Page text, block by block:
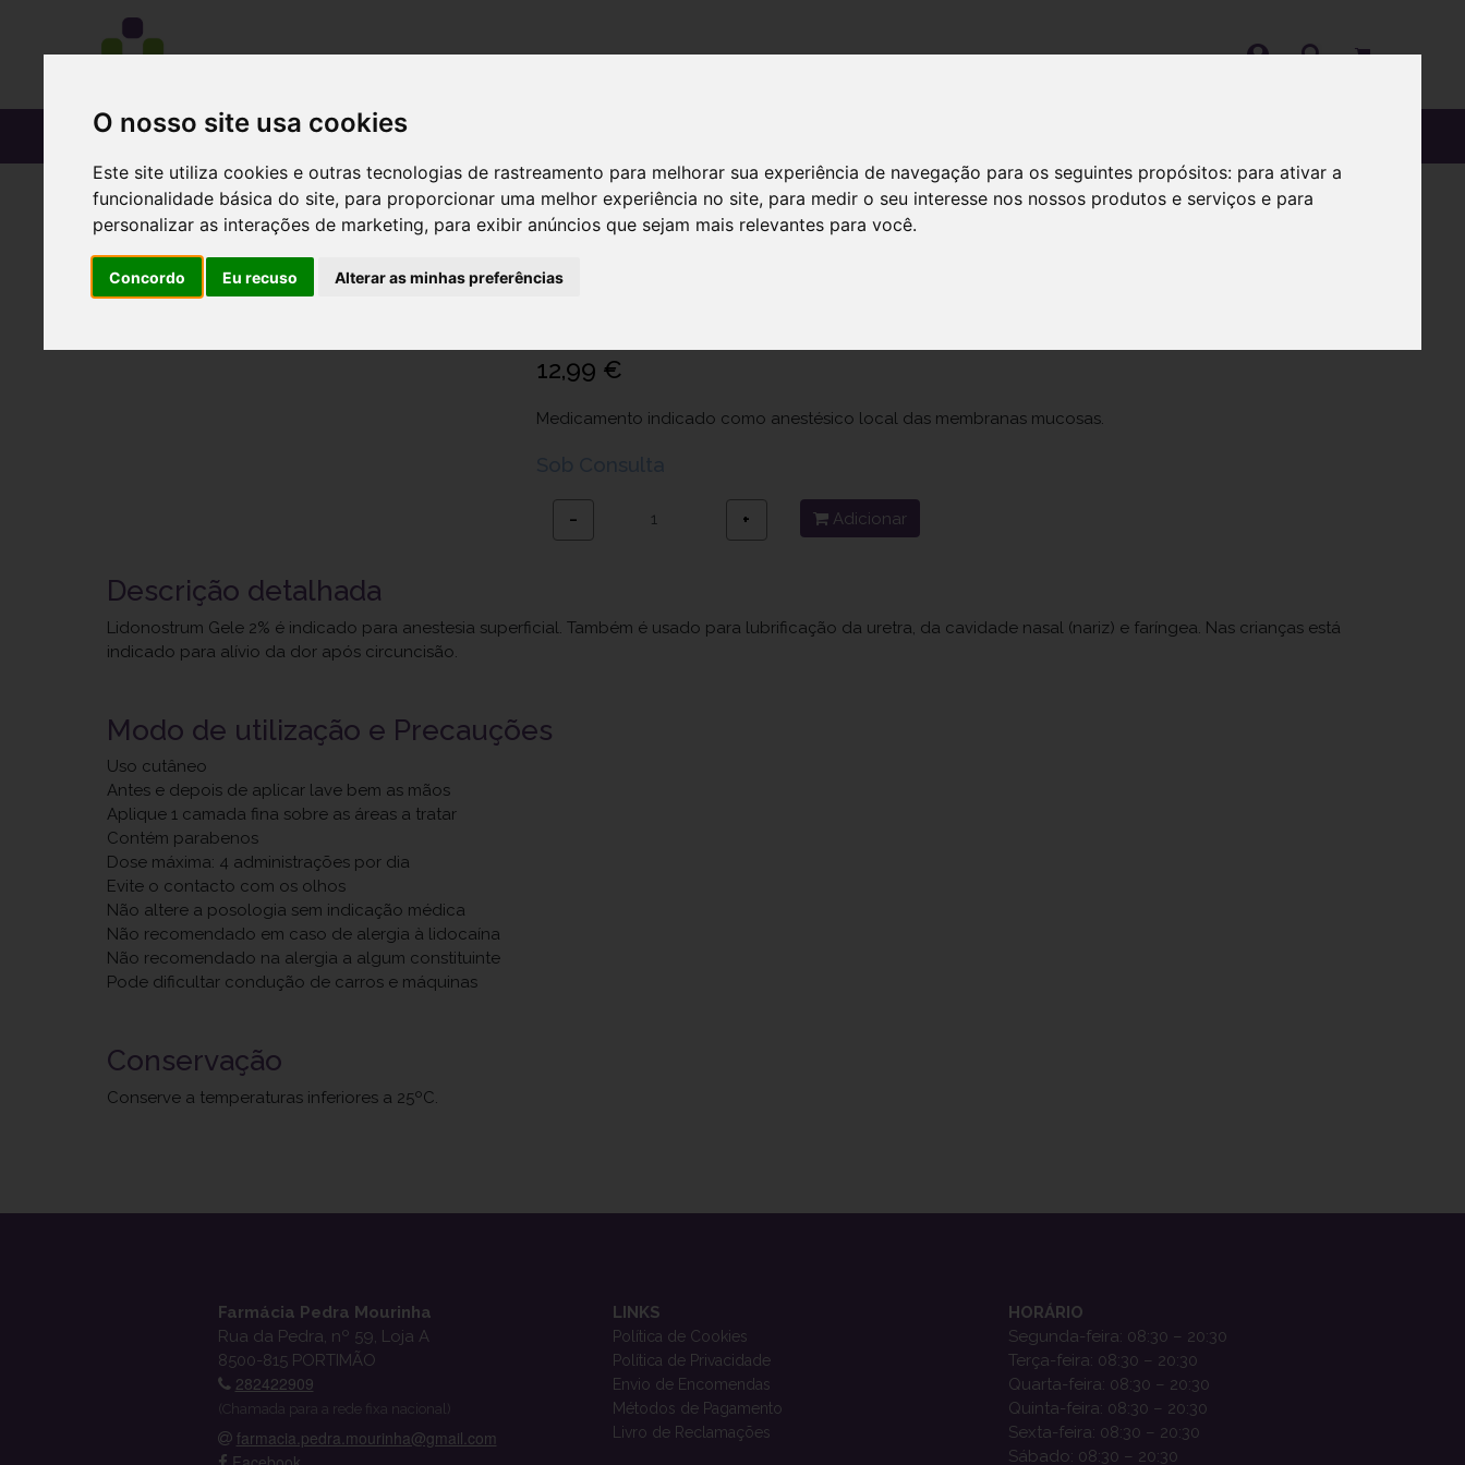
O nosso site usa cookies
Este site utiliza cookies e outras tecnologias de rastreamento para melhorar sua experiência de navegação para os seguintes propósitos: para ativar a
funcionalidade básica do site, para proporcionar uma melhor experiência no site, para medir o seu interesse nos nossos produtos e serviços e para
personalizar as interações de marketing, para exibir anúncios que sejam mais relevantes para você.
Concordo Eu recuso Alterar as minhas preferências
CATÁLOGO
Lidonostrum Gele 2%, 20 mg/g-30 g x 1 gel
Ref.: 3808698
12,99 €
Medicamento indicado como anestésico local das membranas mucosas.
− + Adicionar
Descrição detalhada
Lidonostrum Gele 2% é indicado para anestesia superficial. Também é usado para lubrificação da uretra, da cavidade nasal (nariz) e faríngea. Nas crianças está
indicado para alívio da dor após circuncisão.
Modo de utilização e Precauções
Uso cutâneo
Antes e depois de aplicar lave bem as mãos
Aplique 1 camada fina sobre as áreas a tratar
Contém parabenos
Dose máxima: 4 administrações por dia
Evite o contacto com os olhos
Não altere a posologia sem indicação médica
Não recomendado em caso de alergia à lidocaína
Não recomendado na alergia a algum constituinte
Pode dificultar condução de carros e máquinas
Conservação
Conserve a temperaturas inferiores a 25ºC.
Farmácia Pedra Mourinha
Rua da Pedra, nº 59, Loja A
8500-815 PORTIMÃO
282422909
(Chamada para a rede fixa nacional)
farmacia.pedra.mourinha@gmail.com
LINKS
Política de Cookies
Política de Privacidade
Envio de Encomendas
Métodos de Pagamento
Livro de Reclamações
HORÁRIO
Segunda-feira: 08:30 – 20:30
Terça-feira: 08:30 – 20:30
Quarta-feira: 08:30 – 20:30
Quinta-feira: 08:30 – 20:30
Sexta-feira: 08:30 – 20:30
Sábado: 08:30 – 20:30